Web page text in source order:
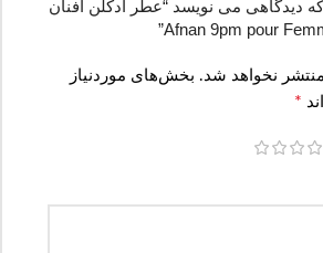
دیدگاهی می نویسد “عطر ادکلن افنان
نخواهد شد. بخش‌های موردنیاز
*